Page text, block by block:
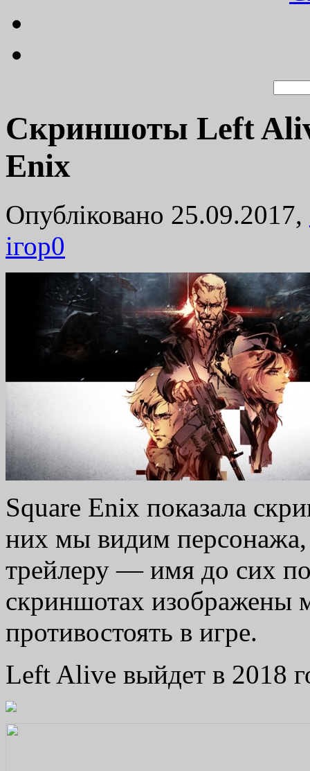
Скриншоты Left
Enix
Опубліковано 25.09.2017,
ігор0
Square Enix показала
них мы видим
трейлеру — имя до сих
скриншотах изображены
противостоять в игре.
Left Alive выйдет в 2018